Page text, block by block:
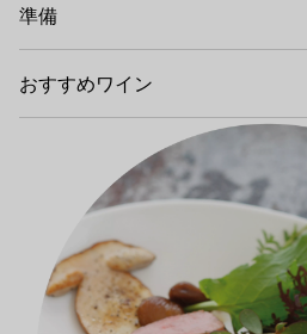
準備
おすすめワイン